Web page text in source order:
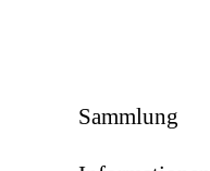
Sammlung